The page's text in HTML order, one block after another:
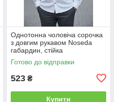
Однотонна чоловіча сорочка
з довгим рукавом Noseda
габардин, стійка
Готово до відправки
523 ₴
Купити